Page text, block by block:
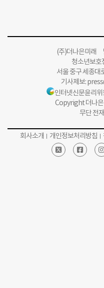
(주)더나은미래
청소년보호
서울 중구 세종
기사제보:
인터넷신문윤리
Copyright 더나
무단 전
회사소개 개인정보처리방침